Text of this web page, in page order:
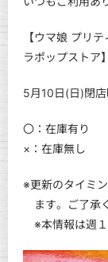
【ウマ娘 プリ
ラポップストア】
5月10日(日)閉店
〇：在庫有り
×：在庫無し
※更新のタイミングにより、店舗の在庫と異なる場合がござい
ます。ご了承
※本情報は週